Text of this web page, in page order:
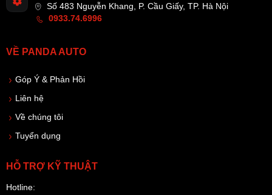
Số 483 Nguyễn Khang, P. Cầu Giấy, TP. Hà Nội
0933.74.6996
VỀ PANDA AUTO
Góp Ý & Phản Hồi
Liên hệ
Về chúng tôi
Tuyển dụng
HỖ TRỢ KỸ THUẬT
Hotline: